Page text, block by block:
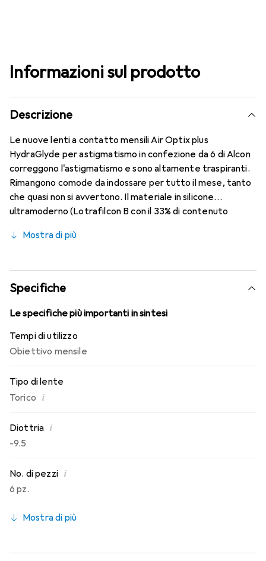
Informazioni sul prodotto
Descrizione
Le nuove lenti a contatto mensili Air Optix plus
HydraGlyde per astigmatismo in confezione da 6 di Alcon
correggono l'astigmatismo e sono altamente traspiranti.
Rimangono comode da indossare per tutto il mese, tanto
che quasi non si avvertono. Il materiale in silicone
ultramoderno (Lotrafilcon B con il 33% di contenuto
Moisture Matrix e la nota tecnologia SmartShield,
conosci. Comfort e assenza di fastidi per tutto il giorno
con queste lenti mensili.
Mostra di più
Specifiche
Le specifiche più importanti in sintesi
Tempi di utilizzo
Obiettivo mensile
Tipo di lente
Torico i
Diottria i
-9.5
No. di pezzi i
6 pz.
Mostra di più